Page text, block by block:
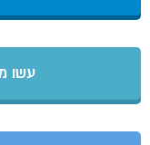
עשו